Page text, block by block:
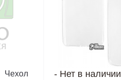
Чехол
- Нет в наличии